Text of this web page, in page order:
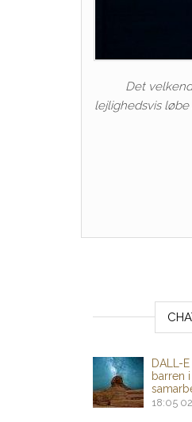
Det
lejlighedsvis
DALL-
barren
18:05